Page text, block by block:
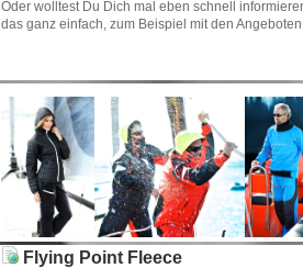
Oder wolltest Du Dich mal eben schnell
das ganz einfach, zum Beispiel mit den Angeboten
Flying Point Fleece